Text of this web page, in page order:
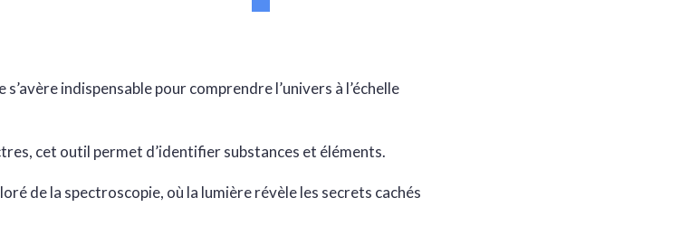
indispensable pour comprendre l’univers à l’échelle
cet outil permet d’identifier substances et éléments.
de la spectroscopie, où la lumière révèle les secrets cachés